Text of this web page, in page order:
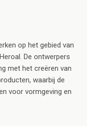
op het gebied van
De ontwerpers
met het creëren van
waarbij de
voor vormgeving en